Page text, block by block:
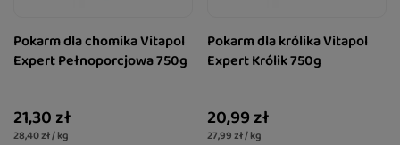
Pokarm dla chomika Vitapol
Expert Pełnoporcjowa 750g
21,30 zł
28,40 zł / kg
Pokarm dla królika Vitapol
Expert Królik 750g
20,99 zł
27,99 zł / kg